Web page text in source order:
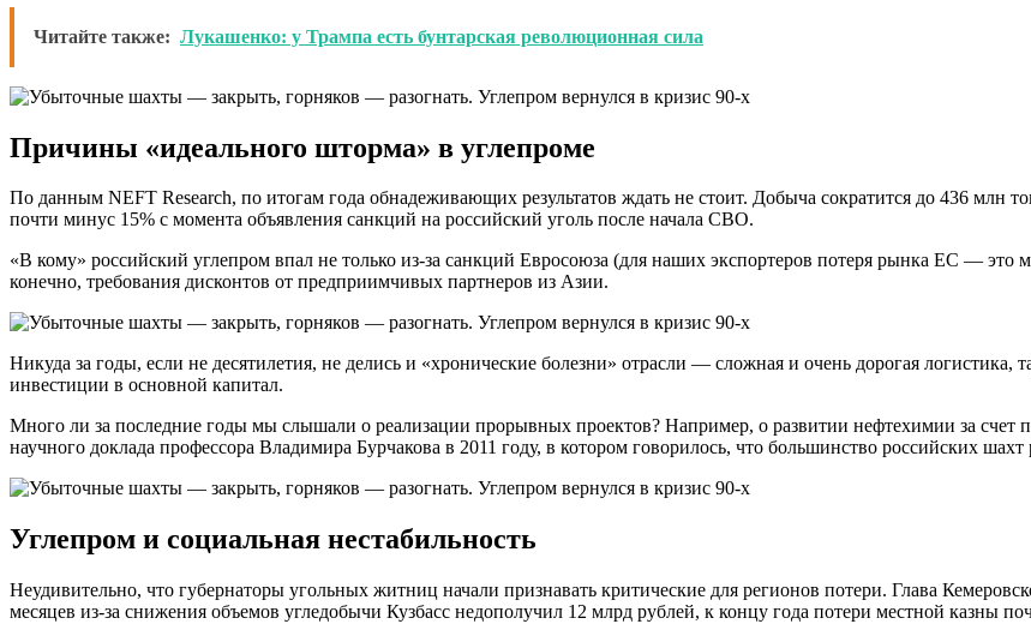
Читайте также: Лукашенко: у Трампа есть бунтарская революционная сила
Причины «идеального шторма» в углепроме
По данным NEFT Research, по итогам года обнадеживающих результатов ждать не стоит. Добыча сократится до 436 млн
почти минус 15% с момента объявления санкций на российский уголь после начала СВО.
«В кому» российский углепром впал не только из-за санкций Евросоюза (для наших экспортеров потеря рынка ЕС — это
конечно, требования дисконтов от предприимчивых партнеров из Азии.
Никуда за годы, если не десятилетия, не делись и «хронические болезни» отрасли — сложная и очень дорогая
инвестиции в основной капитал.
Много ли за последние годы мы слышали о реализации прорывных проектов? Например, о развитии нефтехимии за счет
научного доклада профессора Владимира Бурчакова в 2011 году, в котором говорилось, что большинство российских шахт
Углепром и социальная нестабильность
Неудивительно, что губернаторы угольных житниц начали признавать критические для регионов потери. Глава
месяцев из-за снижения объемов угледобычи Кузбасс недополучил 12 млрд рублей, к концу года потери местной казны